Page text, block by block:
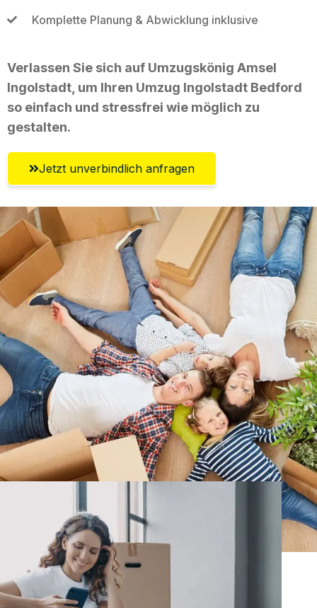
Komplette Planung & Abwicklung inklusive
Verlassen Sie sich auf Umzugskönig Amsel
Ingolstadt, um Ihren Umzug Ingolstadt Bedford
so einfach und stressfrei wie möglich zu
gestalten.
Jetzt unverbindlich anfragen